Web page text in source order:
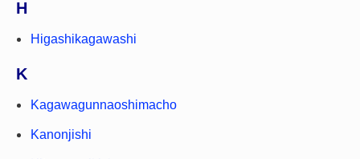
H
Higashikagawashi
K
Kagawagunnaoshimacho
Kanonjishi